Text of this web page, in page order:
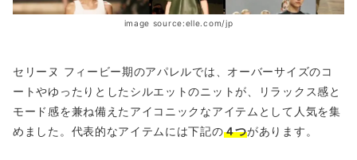
image source:elle.com/jp
セリーヌ フィービー期のアパレルでは、オーバーサイズのコ
ートやゆったりとしたシルエットのニットが、リラックス感と
モード感を兼ね備えたアイコニックなアイテムとして人気を集
めました。代表的なアイテムには下記の４つがあります。